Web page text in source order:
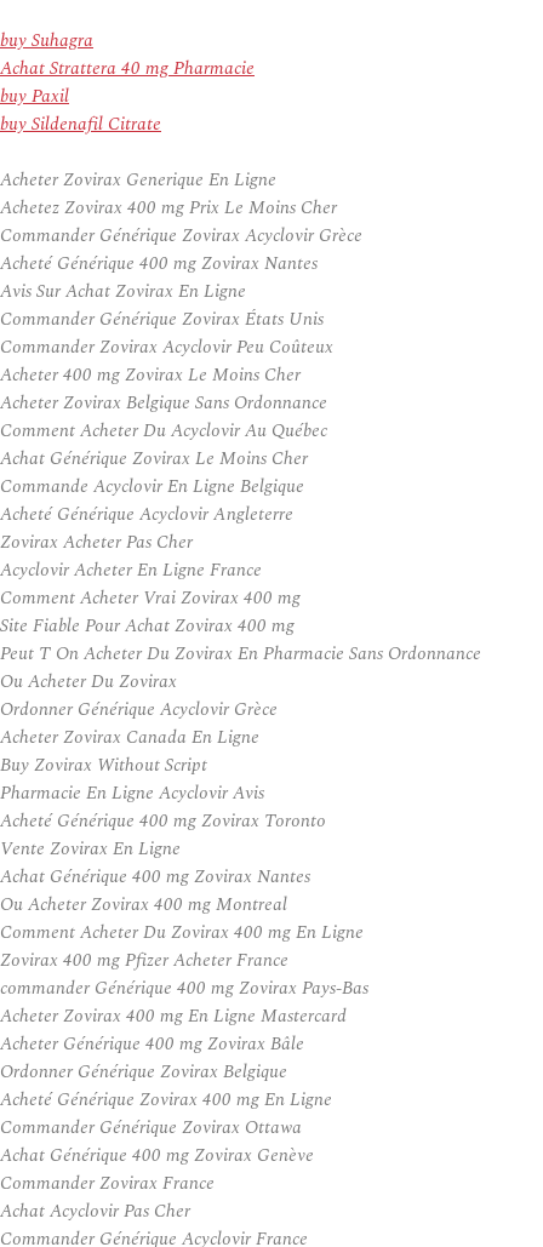
buy Suhagra
Achat Strattera 40 mg Pharmacie
buy Paxil
buy Sildenafil Citrate
Acheter Zovirax Generique En Ligne
Achetez Zovirax 400 mg Prix Le Moins Cher
Commander Générique Zovirax Acyclovir Grèce
Acheté Générique 400 mg Zovirax Nantes
Avis Sur Achat Zovirax En Ligne
Commander Générique Zovirax États Unis
Commander Zovirax Acyclovir Peu Coûteux
Acheter 400 mg Zovirax Le Moins Cher
Acheter Zovirax Belgique Sans Ordonnance
Comment Acheter Du Acyclovir Au Québec
Achat Générique Zovirax Le Moins Cher
Commande Acyclovir En Ligne Belgique
Acheté Générique Acyclovir Angleterre
Zovirax Acheter Pas Cher
Acyclovir Acheter En Ligne France
Comment Acheter Vrai Zovirax 400 mg
Site Fiable Pour Achat Zovirax 400 mg
Peut T On Acheter Du Zovirax En Pharmacie Sans Ordonnance
Ou Acheter Du Zovirax
Ordonner Générique Acyclovir Grèce
Acheter Zovirax Canada En Ligne
Buy Zovirax Without Script
Pharmacie En Ligne Acyclovir Avis
Acheté Générique 400 mg Zovirax Toronto
Vente Zovirax En Ligne
Achat Générique 400 mg Zovirax Nantes
Ou Acheter Zovirax 400 mg Montreal
Comment Acheter Du Zovirax 400 mg En Ligne
Zovirax 400 mg Pfizer Acheter France
commander Générique 400 mg Zovirax Pays-Bas
Acheter Zovirax 400 mg En Ligne Mastercard
Acheter Générique 400 mg Zovirax Bâle
Ordonner Générique Zovirax Belgique
Acheté Générique Zovirax 400 mg En Ligne
Commander Générique Zovirax Ottawa
Achat Générique 400 mg Zovirax Genève
Commander Zovirax France
Achat Acyclovir Pas Cher
Commander Générique Acyclovir France